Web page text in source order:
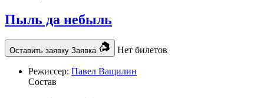
Пыль да небыль
Оставить заявку Заявка Нет билетов
Режиссер: Павел Ващилин
Состав